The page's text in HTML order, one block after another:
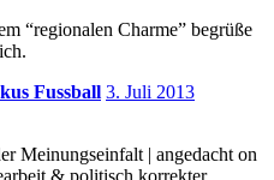
“regionalen Charme” begrüße
Fussball 3. Juli 201310:34
Meinungseinfalt | angedacht on
& politisch korrekter